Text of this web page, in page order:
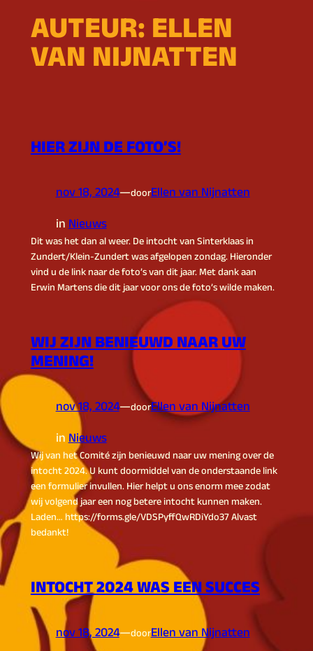
AUTEUR:ELLEN
VAN NIJNATTEN
HIER ZIJN DE FOTO’S!
nov 18, 2024—doorEllen van Nijnatten
inNieuws
Dit was het dan al weer. De intocht van Sinterklaas in
Zundert/Klein-Zundert was afgelopen zondag. Hieronder
vind u de link naar de foto’s van dit jaar. Met dank aan
Erwin Martens die dit jaar voor ons de foto’s wilde maken.
WIJ ZIJN BENIEUWD NAAR UW
MENING!
nov 18, 2024—doorEllen van Nijnatten
inNieuws
Wij van het Comité zijn benieuwd naar uw mening over de
intocht 2024. U kunt doormiddel van de onderstaande link
een formulier invullen. Hier helpt u ons enorm mee zodat
wij volgend jaar een nog betere intocht kunnen maken.
Laden… https://forms.gle/VDSPyffQwRDiYdo37 Alvast
bedankt!
INTOCHT 2024 WAS EEN SUCCES
nov 18, 2024—doorEllen van Nijnatten